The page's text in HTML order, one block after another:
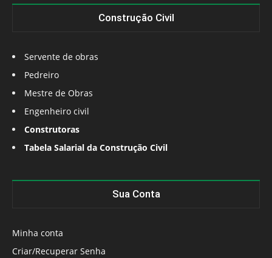
Construção Civil
Servente de obras
Pedreiro
Mestre de Obras
Engenheiro civil
Construtoras
Tabela Salarial da Construção Civil
Sua Conta
Minha conta
Criar/Recuperar Senha